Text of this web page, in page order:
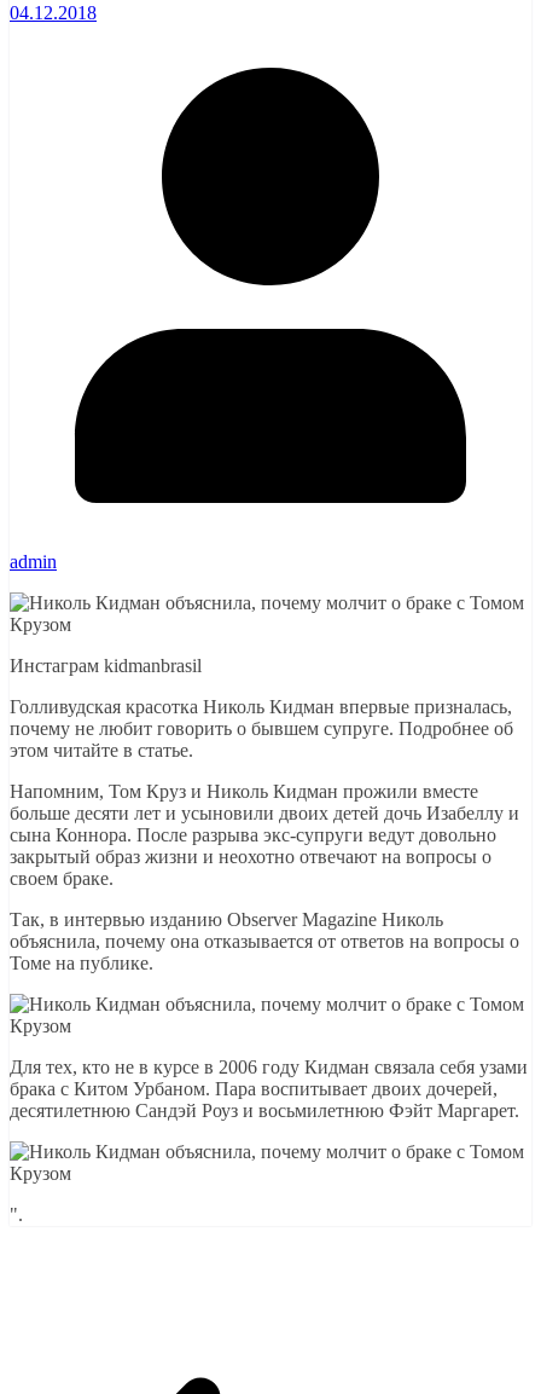
04.12.2018
admin
Инстаграм kidmanbrasil
Голливудская красотка Николь Кидман впервые призналась,
почему не любит говорить о бывшем супруге. Подробнее об
этом читайте в статье.
Напомним, Том Круз и Николь Кидман прожили вместе
больше десяти лет и усыновили двоих детей дочь Изабеллу и
сына Коннора. После разрыва экс-супруги ведут довольно
закрытый образ жизни и неохотно отвечают на вопросы о
своем браке.
Так, в интервью изданию Observer Magazine Николь
объяснила, почему она отказывается от ответов на вопросы о
Томе на публике.
Для тех, кто не в курсе в 2006 году Кидман связала себя узами
брака с Китом Урбаном. Пара воспитывает двоих дочерей,
десятилетнюю Сандэй Роуз и восьмилетнюю Фэйт Маргарет.
".